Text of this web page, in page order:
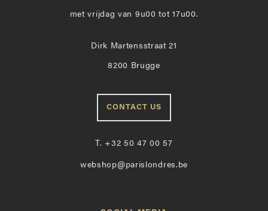
met vrijdag van 9u00 tot 17u00.
Dirk Martensstraat 21
8200 Brugge
CONTACT US
T. +32 50 47 00 57
webshop@parislondres.be